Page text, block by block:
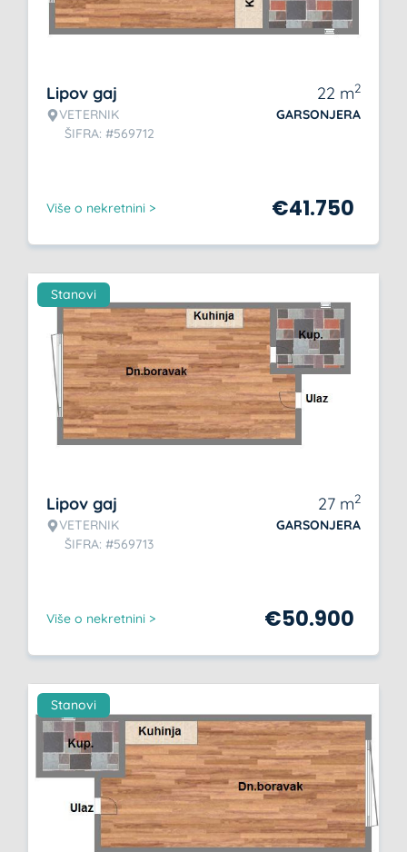
Lipov gaj
VETERNIK
ŠIFRA: #569712
22 m2
GARSONJERA
Više o nekretnini > €41.750
Stanovi
Lipov gaj
VETERNIK
ŠIFRA: #569713
27 m2
GARSONJERA
Više o nekretnini > €50.900
Stanovi